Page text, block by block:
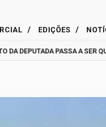
/ EDIÇÕES /
PASSA A SER